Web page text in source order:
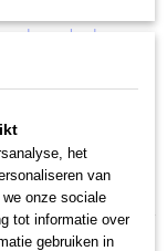
door geleed
afzonderlijk
tussen loc en
de tender met
in bedrijf,
zonder optrek- en
Lengte over
het
van
onze sociale
tot informatie over
gebruiken in